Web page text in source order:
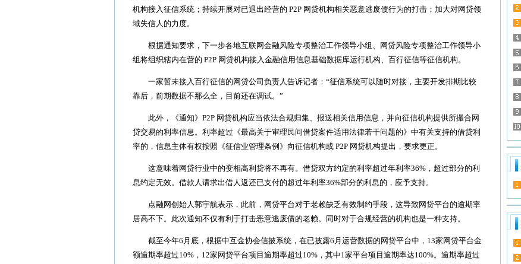
机构接入征信系统；持续开展对已退出经营的 P2P 网贷机构相关恶意逃废债行为的打击；加大对网贷领
域失信人的力度。
根据通知要求，下一步各地互联网金融风险专项整治工作领导小组、网贷风险专项整治工作领导小
组将组织辖内在营的 P2P 网贷机构接入金融信用信息基础数据库运行机构、百行征信等征信机构。
一家暂未接入百行征信的网贷公司负责人告诉记者：“征信系统可以随时对接，主要开发排期比较
靠后，前期数据不那么全，目前还在调试。”
此外，《通知》P2P 网贷机构应当依法合规归集、报送相关信用信息，并向征信机构提供所撮合网
贷交易的利率信息。利率超过《最高关于审理民间借贷案件适用法律若干问题的》中有关支持的借贷利
率的，信息主体有权按照《征信业管理条例》向征信机构或 P2P 网贷机构提出，要求更正。
这意味着网贷行业中的变相高利贷将不再有。借贷双方约定的利率超过年利率36%，超过部分的利
息约定无效。借款人请求出借人返还已支付的超过年利率36%部分的利息的，应予支持。
点融网创始人郭宇航表示，此前，网贷平台对于老赖缺乏有效制约手段，这导致网贷平台的逾期率
居高不下。此次通知不仅有利于打击恶意逃废债的老赖。同时对于合规经营的机构也是一种支持。
截至今年6月底，根据中互金协会信披系统，在已披露6月运营数据的网贷平台中，13家网贷平台金
额逾期率超过10%，12家网贷平台项目逾期率超过10%，其中1家平台项目逾期率达100%。逾期率超过